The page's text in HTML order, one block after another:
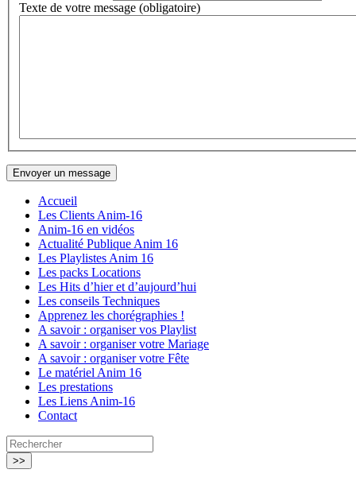
Texte de votre message (obligatoire)
Accueil
Les Clients Anim-16
Anim-16 en vidéos
Actualité Publique Anim 16
Les Playlistes Anim 16
Les packs Locations
Les Hits d’hier et d’aujourd’hui
Les conseils Techniques
Apprenez les chorégraphies !
A savoir : organiser vos Playlist
A savoir : organiser votre Mariage
A savoir : organiser votre Fête
Le matériel Anim 16
Les prestations
Les Liens Anim-16
Contact